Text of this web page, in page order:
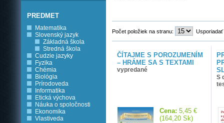
PREDMET
Matematika
Slovenský jazyk
Základná škola
Stredná škola
Cudzie jazyky
Fyzika
Chémia
Biológia
Prírodoveda
Informatika
Etická výchova
Náuka o spoločnosti
Ekonomika
Vlastiveda
Počet položiek na stranu:
ČÍTAJME S POROZUMENÍM
– HRÁME SA S TEXTAMI
vypredané
Cena: 5,45 €
(164,20 Sk)
S